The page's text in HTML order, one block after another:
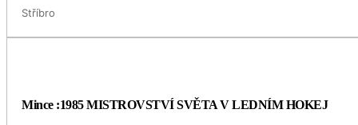
Stříbro
Mince :1985 MISTROVSTVÍ SVĚTA V LEDNÍM HOKEJ